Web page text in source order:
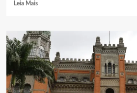
Leia Mais